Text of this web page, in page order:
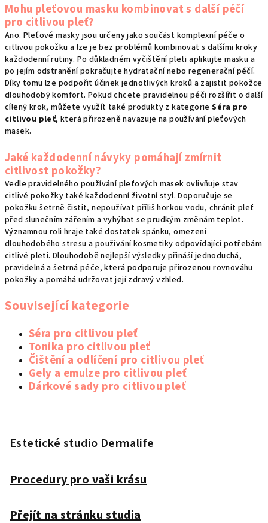
Mohu pleťovou masku kombinovat s další péčí
pro citlivou pleť?
Ano. Pleťové masky jsou určeny jako součást komplexní péče o
citlivou pokožku a lze je bez problémů kombinovat s dalšími kroky
každodenní rutiny. Po důkladném vyčištění pleti aplikujte masku a
po jejím odstranění pokračujte hydratační nebo regenerační péčí.
Díky tomu lze podpořit účinek jednotlivých kroků a zajistit pokožce
dlouhodobý komfort. Pokud chcete pravidelnou péči rozšířit o další
cílený krok, můžete využít také produkty z kategorieSéra pro
citlivou pleť, která přirozeně navazuje na používání pleťových
masek.
Jaké každodenní návyky pomáhají zmírnit
citlivost pokožky?
Vedle pravidelného používání pleťových masek ovlivňuje stav
citlivé pokožky také každodenní životní styl. Doporučuje se
pokožku šetrně čistit, nepoužívat příliš horkou vodu, chránit pleť
před slunečním zářením a vyhýbat se prudkým změnám teplot.
Významnou roli hraje také dostatek spánku, omezení
dlouhodobého stresu a používání kosmetiky odpovídající potřebám
citlivé pleti. Dlouhodobě nejlepší výsledky přináší jednoduchá,
pravidelná a šetrná péče, která podporuje přirozenou rovnováhu
pokožky a pomáhá udržovat její zdravý vzhled.
Související kategorie
Séra pro citlivou pleť
Tonika pro citlivou pleť
Čištění a odlíčení pro citlivou pleť
Gely a emulze pro citlivou pleť
Dárkové sady pro citlivou pleť
Estetické studio Dermalife
Procedury pro vaši krásu
Přejít na stránku studia